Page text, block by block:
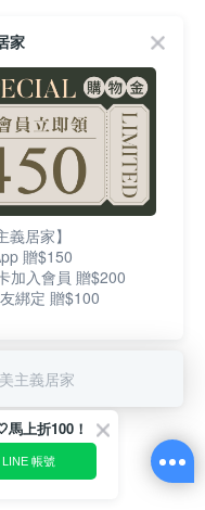
家
義居家】
贈$150
加入會員 贈$200
綁定 贈$100
主義居家
馬上折100！
帳號